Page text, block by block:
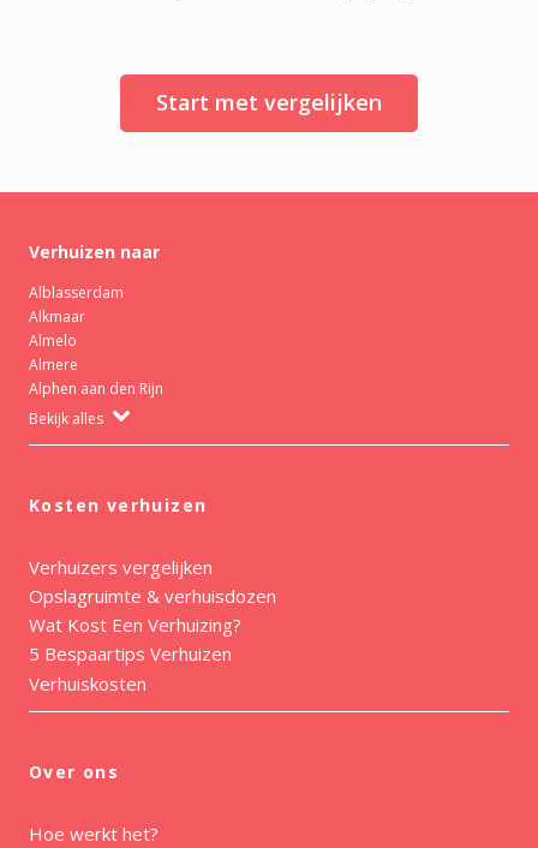
Start met vergelijken
Verhuizen naar
Alblasserdam
Alkmaar
Almelo
Almere
Alphen aan den Rijn
Bekijk alles
Kosten verhuizen
Verhuizers vergelijken
Opslagruimte & verhuisdozen
Wat Kost Een Verhuizing?
5 Bespaartips Verhuizen
Verhuiskosten
Over ons
Hoe werkt het?